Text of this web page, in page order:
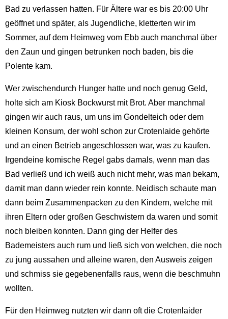
Bad zu verlassen hatten. Für Ältere war es bis 20:00 Uhr
geöffnet und später, als Jugendliche, kletterten wir im
Sommer, auf dem Heimweg vom Ebb auch manchmal über
den Zaun und gingen betrunken noch baden, bis die
Polente kam.
Wer zwischendurch Hunger hatte und noch genug Geld,
holte sich am Kiosk Bockwurst mit Brot. Aber manchmal
gingen wir auch raus, um uns im Gondelteich oder dem
kleinen Konsum, der wohl schon zur Crotenlaide gehörte
und an einen Betrieb angeschlossen war, was zu kaufen.
Irgendeine komische Regel gabs damals, wenn man das
Bad verließ und ich weiß auch nicht mehr, was man bekam,
damit man dann wieder rein konnte. Neidisch schaute man
dann beim Zusammenpacken zu den Kindern, welche mit
ihren Eltern oder großen Geschwistern da waren und somit
noch bleiben konnten. Dann ging der Helfer des
Bademeisters auch rum und ließ sich von welchen, die noch
zu jung aussahen und alleine waren, den Ausweis zeigen
und schmiss sie gegebenenfalls raus, wenn die beschmuhn
wollten.
Für den Heimweg nutzten wir dann oft die Crotenlaider